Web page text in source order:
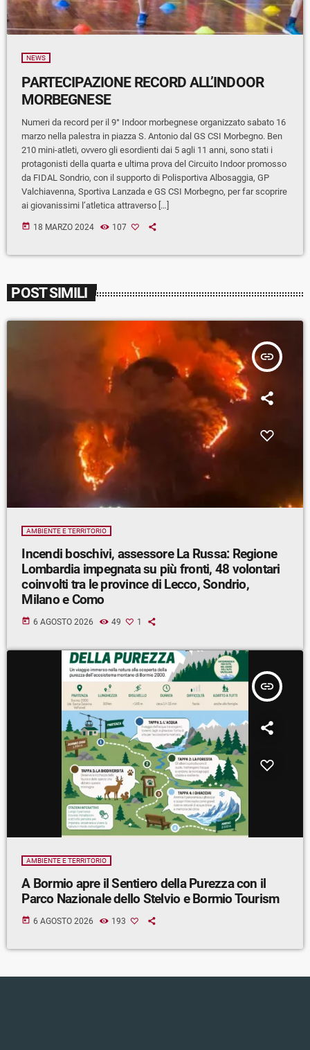
NEWS
PARTECIPAZIONE RECORD ALL’INDOOR
MORBEGNESE
Numeri da record per il 9° Indoor morbegnese organizzato sabato 16
marzo nella palestra in piazza S. Antonio dal GS CSI Morbegno. Ben
210 mini-atleti, ovvero gli esordienti dai 5 agli 11 anni, sono stati i
protagonisti della quarta e ultima prova del Circuito Indoor promosso
da FIDAL Sondrio, con il supporto di Polisportiva Albosaggia, GP
Valchiavenna, Sportiva Lanzada e GS CSI Morbegno, per far scoprire
ai giovanissimi l’atletica attraverso […]
today 18 MARZO 2024 107
POST SIMILI
insert_link
AMBIENTE E TERRITORIO
Incendi boschivi, assessore La Russa: Regione
Lombardia impegnata su più fronti, 48 volontari
coinvolti tra le province di Lecco, Sondrio,
Milano e Como
today 6 AGOSTO 2026 49 1
insert_link
AMBIENTE E TERRITORIO
A Bormio apre il Sentiero della Purezza con il
Parco Nazionale dello Stelvio e Bormio Tourism
today 6 AGOSTO 2026 193